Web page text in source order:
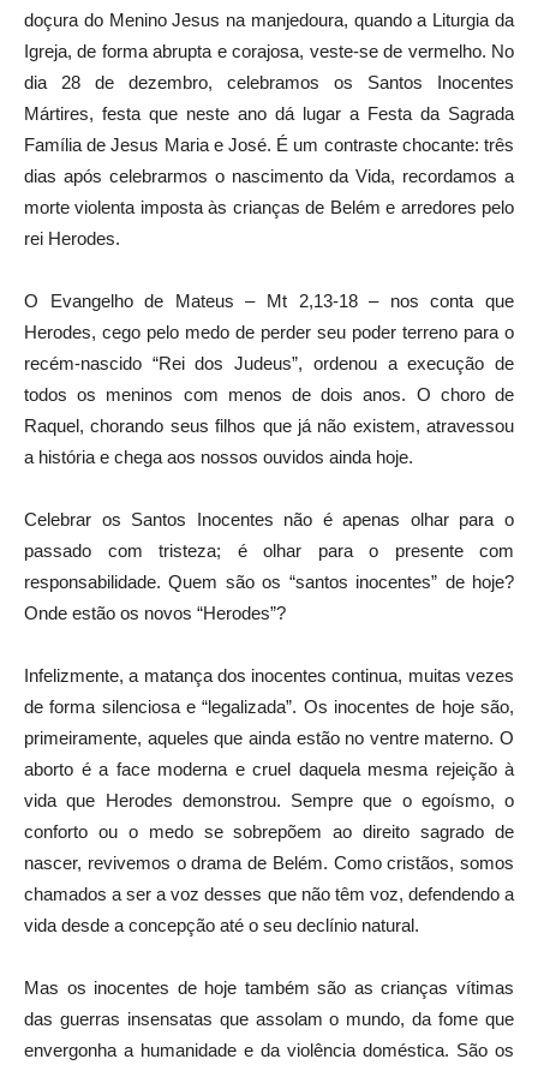
doçura do Menino Jesus na manjedoura, quando a Liturgia da
Igreja, de forma abrupta e corajosa, veste-se de vermelho. No
dia 28 de dezembro, celebramos os Santos Inocentes
Mártires, festa que neste ano dá lugar a Festa da Sagrada
Família de Jesus Maria e José. É um contraste chocante: três
dias após celebrarmos o nascimento da Vida, recordamos a
morte violenta imposta às crianças de Belém e arredores pelo
rei Herodes.
O Evangelho de Mateus – Mt 2,13-18 – nos conta que
Herodes, cego pelo medo de perder seu poder terreno para o
recém-nascido “Rei dos Judeus”, ordenou a execução de
todos os meninos com menos de dois anos. O choro de
Raquel, chorando seus filhos que já não existem, atravessou
a história e chega aos nossos ouvidos ainda hoje.
Celebrar os Santos Inocentes não é apenas olhar para o
passado com tristeza; é olhar para o presente com
responsabilidade. Quem são os “santos inocentes” de hoje?
Onde estão os novos “Herodes”?
Infelizmente, a matança dos inocentes continua, muitas vezes
de forma silenciosa e “legalizada”. Os inocentes de hoje são,
primeiramente, aqueles que ainda estão no ventre materno. O
aborto é a face moderna e cruel daquela mesma rejeição à
vida que Herodes demonstrou. Sempre que o egoísmo, o
conforto ou o medo se sobrepõem ao direito sagrado de
nascer, revivemos o drama de Belém. Como cristãos, somos
chamados a ser a voz desses que não têm voz, defendendo a
vida desde a concepção até o seu declínio natural.
Mas os inocentes de hoje também são as crianças vítimas
das guerras insensatas que assolam o mundo, da fome que
envergonha a humanidade e da violência doméstica. São os